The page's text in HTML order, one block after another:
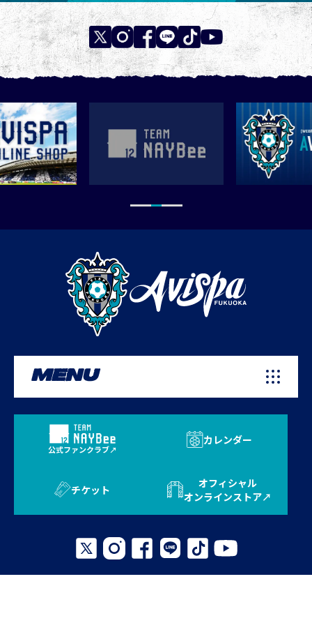
MENU
公式ファンクラブ
カレンダー
チケット
オフィシャル
オンラインストア